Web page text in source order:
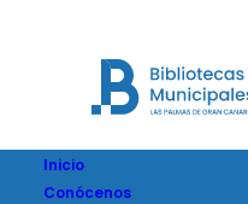
Inicio
Conócenos